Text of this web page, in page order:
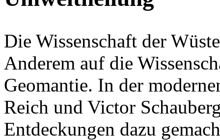
Die Wissenschaft der
Anderem auf die
Geomantie. In der
Reich und Victor
Entdeckungen dazu